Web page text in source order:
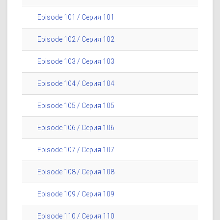
Episode 101 / Серия 101
Episode 102 / Серия 102
Episode 103 / Серия 103
Episode 104 / Серия 104
Episode 105 / Серия 105
Episode 106 / Серия 106
Episode 107 / Серия 107
Episode 108 / Серия 108
Episode 109 / Серия 109
Episode 110 / Серия 110